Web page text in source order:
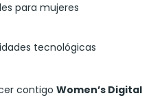
para mujeres
tecnológicas
contigo Women’s Digital